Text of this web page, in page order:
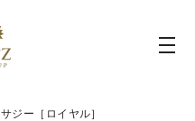
サジー［ロイヤル］